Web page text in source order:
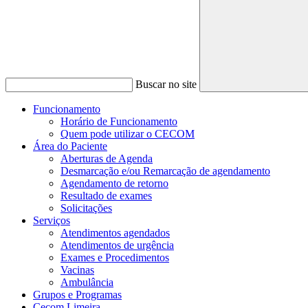
Buscar no site
Funcionamento
Horário de Funcionamento
Quem pode utilizar o CECOM
Área do Paciente
Aberturas de Agenda
Desmarcação e/ou Remarcação de agendamento
Agendamento de retorno
Resultado de exames
Solicitações
Serviços
Atendimentos agendados
Atendimentos de urgência
Exames e Procedimentos
Vacinas
Ambulância
Grupos e Programas